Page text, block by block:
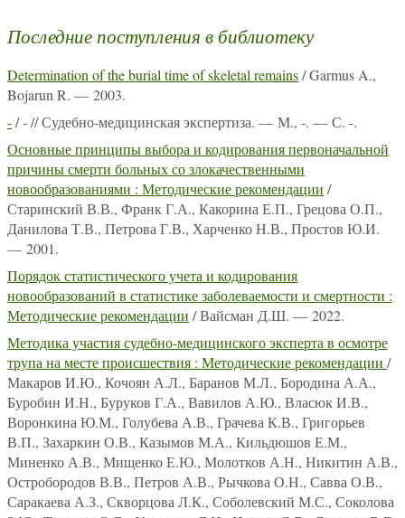
Последние поступления в библиотеку
Determination of the burial time of skeletal remains/ Garmus A.,
Bojarun R. — 2003.
-/ - // Судебно-медицинская экспертиза. — М., -. — С. -.
Основные принципы выбора и кодирования первоначальной
причины смерти больных со злокачественными
новообразованиями : Методические рекомендации /
Старинский В.В., Франк Г.А., Какорина Е.П., Грецова О.П.,
Данилова Т.В., Петрова Г.В., Харченко Н.В., Простов Ю.И.
— 2001.
Порядок статистического учета и кодирования
новообразований в статистике заболеваемости и смертности :
Методические рекомендации / Вайсман Д.Ш. — 2022.
Методика участия судебно-медицинского эксперта в осмотре
трупа на месте происшествия : Методические рекомендации /
Макаров И.Ю., Кочоян А.Л., Баранов М.Л., Бородина А.А.,
Буробин И.Н., Буруков Г.А., Вавилов А.Ю., Власюк И.В.,
Воронкина Ю.М., Голубева А.В., Грачева К.В., Григорьев
В.П., Захаркин О.В., Казымов М.А., Кильдюшов Е.М.,
Миненко А.В., Мищенко Е.Ю., Молотков А.Н., Никитин А.В.,
Остробородов В.В., Петров А.В., Рычкова О.Н., Савва О.В.,
Саракаева А.З., Скворцова Л.К., Соболевский М.С., Соколова